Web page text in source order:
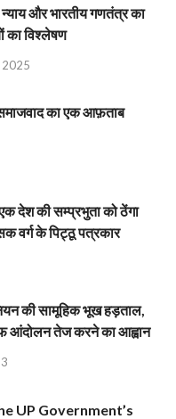
और भारतीय गणतंत्र का
का विश्लेषण
2025
का एक आफ़ताब
देश की सम्प्रभुता को ठेंगा
वर्ग के पिट्ठू पत्रकार
की सामूहिक भूख हड़ताल,
आंदोलन तेज करने का आह्वान
UP Government’s